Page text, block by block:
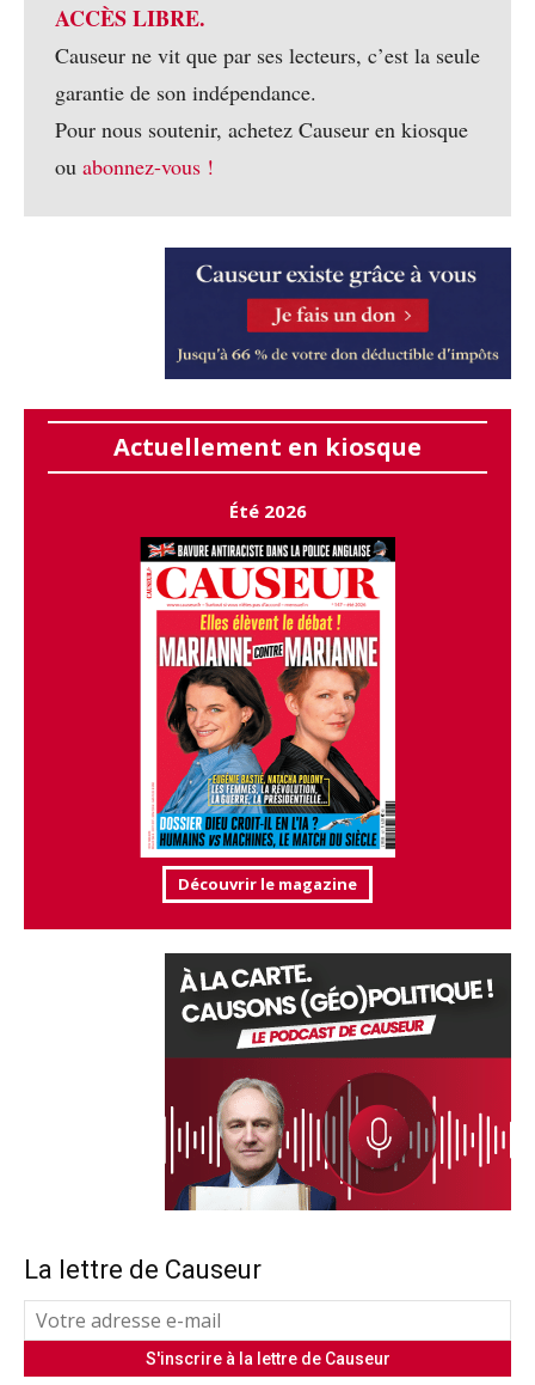
ACCÈS LIBRE.
Causeur ne vit que par ses lecteurs, c’est la seule
garantie de son indépendance.
Pour nous soutenir, achetez Causeur en kiosque
ou abonnez-vous !
Actuellement en kiosque
Été 2026
Découvrir le magazine
La lettre de Causeur